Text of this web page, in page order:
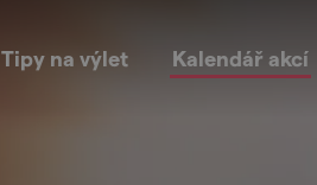
Tipy na výlet Kalendář akcí